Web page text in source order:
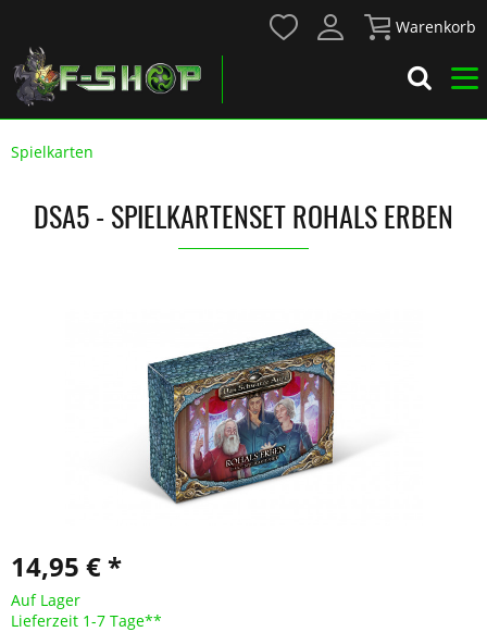
Warenkorb
Spielkarten
DSA5 - SPIELKARTENSET ROHALS ERBEN
14,95 € *
Auf Lager
Lieferzeit 1-7 Tage**